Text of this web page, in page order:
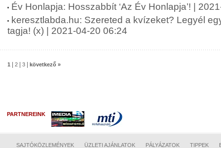
Év Honlapja: Hosszabbít ‘Az Év Honlapja’! |
keresztlabda.hu: Szereted a kvízeket? Legyél
tagja! (x) | 2021-04-20 06:24
1 2 3 következő »
PARTNEREINK
SAJTÓKÖZLEMÉNYEK ÜZLETI AJÁNLATOK PÁLYÁZATOK TIPPEK